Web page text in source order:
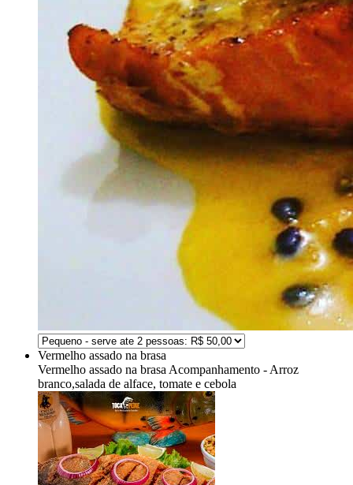
Vermelho assado na brasa
Vermelho assado na brasa Acompanhamento - Arroz
branco,salada de alface, tomate e cebola